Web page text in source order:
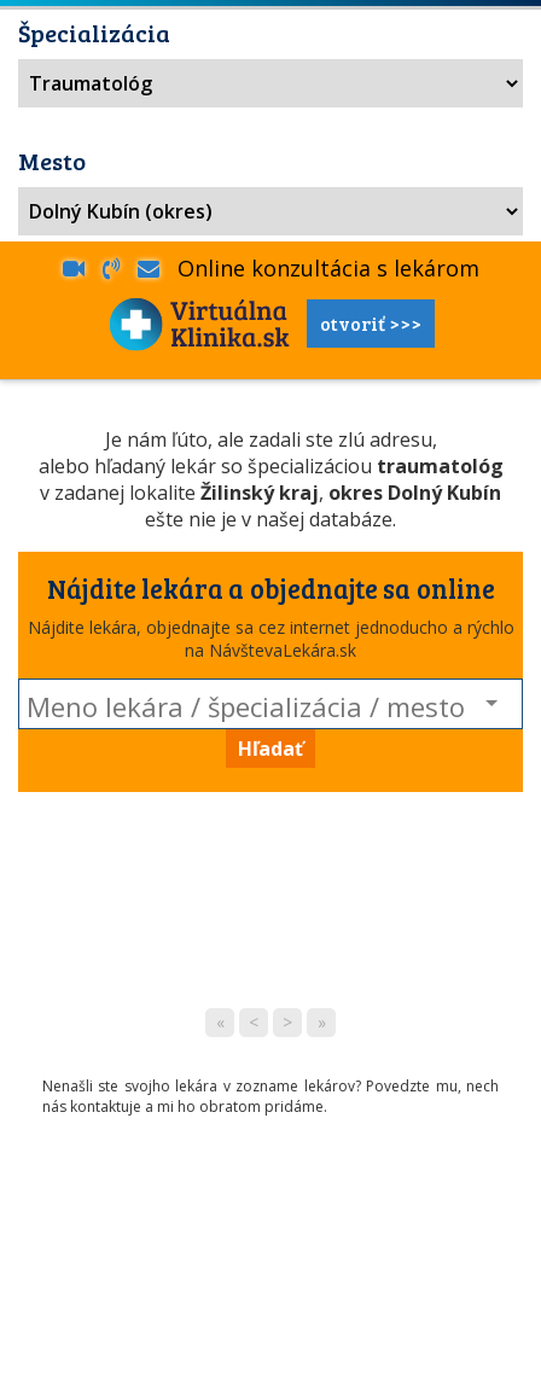
Špecializácia
Mesto
Online konzultácia s lekárom
otvoriť >>>
Je nám ľúto, ale zadali ste zlú adresu,
alebo hľadaný lekár so špecializáciou traumatológ
v zadanej lokalite Žilinský kraj, okres Dolný Kubín
ešte nie je v našej databáze.
Nájdite lekára a objednajte sa online
Nájdite lekára, objednajte sa cez internet jednoducho a rýchlo
na NávštevaLekára.sk
Hľadať
« < > »
Nenašli ste svojho lekára v zozname lekárov? Povedzte mu, nech
nás kontaktuje a mi ho obratom pridáme.